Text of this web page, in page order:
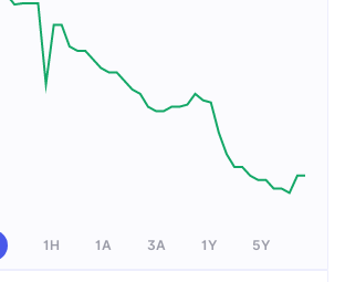
1H 1A 3A 1Y 5Y